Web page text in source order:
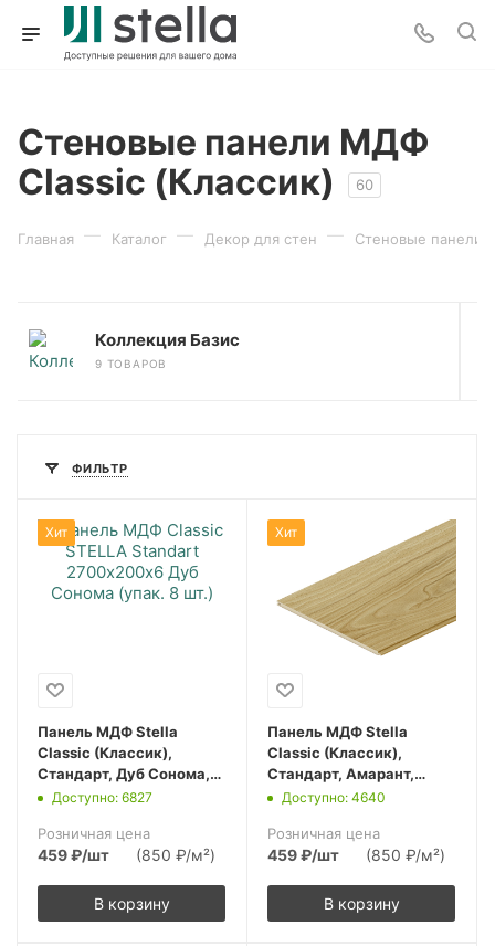
Стеновые панели МДФ
Classic (Классик)
60
Главная — Каталог — Декор для стен — Стеновые панели
Коллекция Базис
9 ТОВАРОВ
ФИЛЬТР
Хит
Панель МДФ Stella
Classic (Классик),
Стандарт, Дуб Сонома,
2700х200х6, (упак. 8
Доступно: 6827
Розничная цена
459₽/шт (850 ₽/м²)
В корзину
Хит
Панель МДФ Stella
Classic (Классик),
Стандарт, Амарант,
2700х200х6, (упак. 8
Доступно: 4640
Розничная цена
459₽/шт (850 ₽/м²)
В корзину